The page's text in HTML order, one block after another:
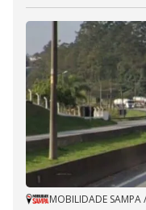
MOBILIDADE SAMPA/